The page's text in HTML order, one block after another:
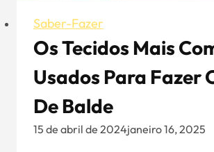
Saber-Fazer
Os Tecidos Mais
Usados Para Fazer
De Balde
15 de abril de 2024janeiro 16, 2025